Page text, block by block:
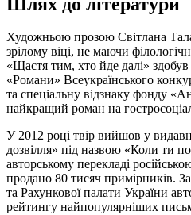
Художньою прозою Світлана
зрілому віці, не маючи
«Щастя тим, хто йде далі»
«Романи» Всеукраїнського
та спеціальну відзнаку фонду
найкращий роман на
У 2012 році твір вийшов у
дозвілля» під назвою «Коли ти
авторському перекладі
продано 80 тисяч примірників.
та Рахункової палати України
рейтингу найпопулярніших